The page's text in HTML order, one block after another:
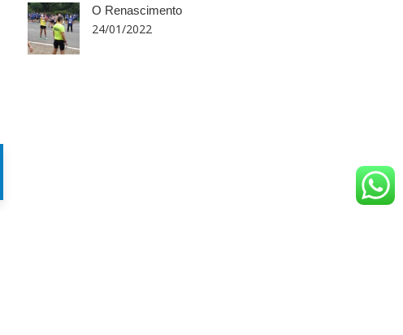
O Renascimento
24/01/2022